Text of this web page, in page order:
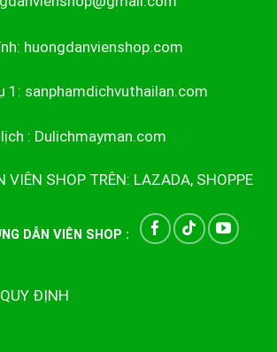
huongdanvienshop.com
1: sanphamdichvuthailan.com
: Dulichmayman.com
VIÊN SHOP TRÊN: LAZADA, SHOPPE
DẪN VIÊN SHOP :
ĐỊNH